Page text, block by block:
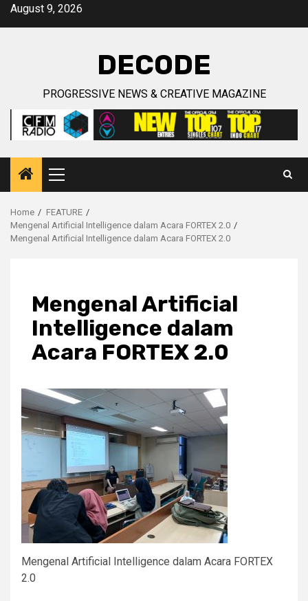
SkipAugust 9, 2026
DECODE
PROGRESSIVE NEWS & CREATIVE MAGAZINE
Primary
Menu
Home
FEATURE
Mengenal Artificial Intelligence dalam Acara FORTEX 2.0
Mengenal Artificial Intelligence dalam Acara FORTEX 2.0
Mengenal Artificial
Intelligence dalam
Acara FORTEX 2.0
Mengenal Artificial Intelligence dalam Acara FORTEX
2.0